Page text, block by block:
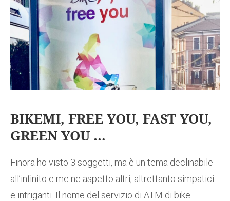
BIKEMI, FREE YOU, FAST YOU,
GREEN YOU …
Finora ho visto 3 soggetti, ma è un tema declinabile
all’infinito e me ne aspetto altri, altrettanto simpatici
e intriganti. Il nome del servizio di ATM di bike